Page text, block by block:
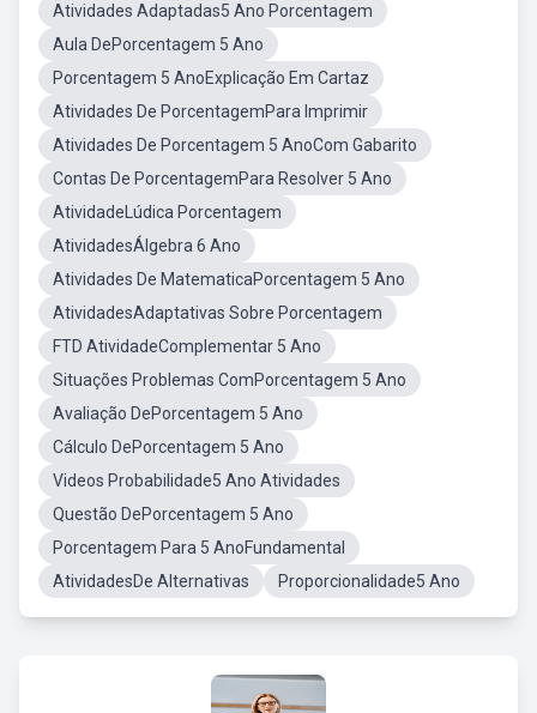
Atividades Adaptadas5 Ano Porcentagem
Aula DePorcentagem 5 Ano
Porcentagem 5 AnoExplicação Em Cartaz
Atividades De PorcentagemPara Imprimir
Atividades De Porcentagem 5 AnoCom Gabarito
Contas De PorcentagemPara Resolver 5 Ano
AtividadeLúdica Porcentagem
AtividadesÁlgebra 6 Ano
Atividades De MatematicaPorcentagem 5 Ano
AtividadesAdaptativas Sobre Porcentagem
FTD AtividadeComplementar 5 Ano
Situações Problemas ComPorcentagem 5 Ano
Avaliação DePorcentagem 5 Ano
Cálculo DePorcentagem 5 Ano
Videos Probabilidade5 Ano Atividades
Questão DePorcentagem 5 Ano
Porcentagem Para 5 AnoFundamental
AtividadesDe Alternativas
Proporcionalidade5 Ano